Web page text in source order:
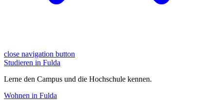
close navigation button
Studieren in Fulda
Lerne den Campus und die Hochschule kennen.
Wohnen in Fulda